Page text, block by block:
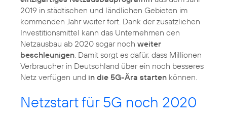
2019 in städtischen und ländlichen Gebieten im
kommenden Jahr weiter fort. Dank der zusätzlichen
Investitionsmittel kann das Unternehmen den
Netzausbau ab 2020 sogar noch weiter
beschleunigen. Damit sorgt es dafür, dass Millionen
Verbraucher in Deutschland über ein noch besseres
Netz verfügen und in die 5G-Ära starten können.
Netzstart für 5G noch 2020